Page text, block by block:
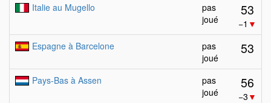
Italie au Mugello
pas
joué
53
−1 ▼
Espagne à Barcelone
pas
joué
53
Pays-Bas à Assen
pas
joué
56
−3 ▼